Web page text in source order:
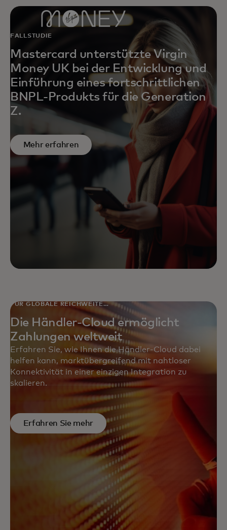
FALLSTUDIE
Mastercard unterstützte Virgin
Money UK bei der Entwicklung und
Einführung eines fortschrittlichen
BNPL-Produkts für die Generation
Z.
Mehr erfahren
FÜR GLOBALE REICHWEITE
KONZIPIERT
Die Händler-Cloud ermöglicht
Zahlungen weltweit
Erfahren Sie, wie Ihnen die Händler-Cloud dabei
helfen kann, marktübergreifend mit nahtloser
Konnektivität in einer einzigen Integration zu
skalieren.
Erfahren Sie mehr